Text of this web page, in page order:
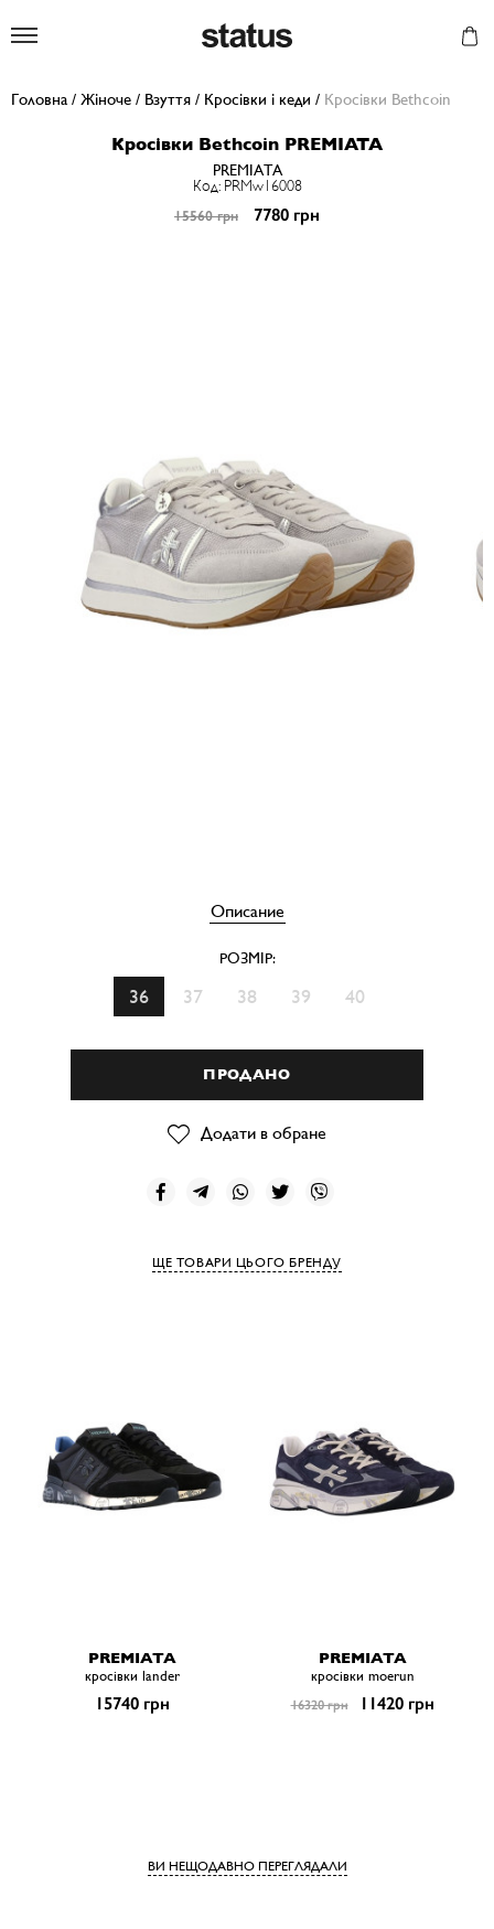
Головна / Жіноче / Взуття / Кросівки і кеди / Кросівки Bethcoin
Кросівки Bethcoin PREMIATA
PREMIATA
Код: PRMw16008
15560 грн 7780 грн
Описание
РОЗМІР:
36 37 38 39 40
ПРОДАНО
Додати в обране
ЩЕ ТОВАРИ ЦЬОГО БРЕНДУ
PREMIATA
кросівки lander
15740 грн
PREMIATA
кросівки moerun
16320 грн 11420 грн
ВИ НЕЩОДАВНО ПЕРЕГЛЯДАЛИ